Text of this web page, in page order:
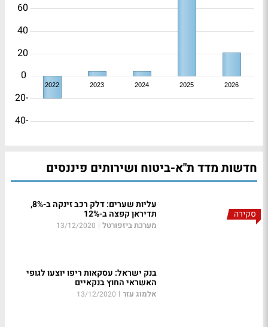
2022 2023 2024 2025 2026
-40
-20
0
20
40
60
חדשות מדד ת"א-ביטוח ושירותים פיננסים
סקירה
עליות שערים: דלק רכב זינקה ב-8%,
תדיראן קפצה ב-12%
מערכת ביזפורטל |
13/12/2020
בנק ישראל: עסקאות ריפו יוצעו לגופי
האשראי החוץ בנקאיים
אלמוג עזר |
13/12/2020